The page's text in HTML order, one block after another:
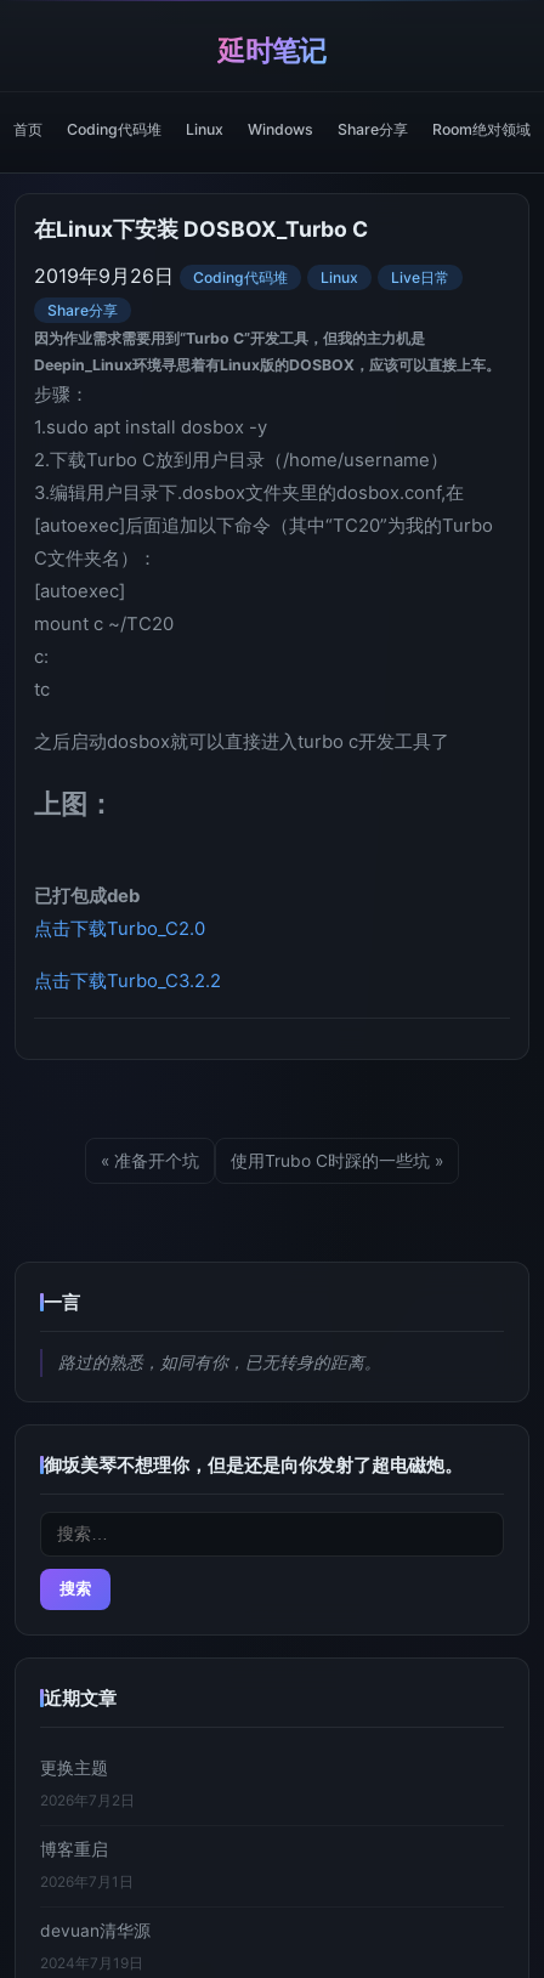
延时笔记
首页 Coding代码堆 Linux Windows Share分享 Room绝对领域
在Linux下安装 DOSBOX_Turbo C
2019年9月26日 Coding代码堆 Linux
Live日常
Share分享
因为作业需求需要用到“Turbo C”开发工具，但我的主力机是
Deepin_Linux环境寻思着有Linux版的DOSBOX，应该可以直接上车。
步骤：
1.sudo apt install dosbox -y
2.下载Turbo C放到用户目录（/home/username）
3.编辑用户目录下.dosbox文件夹里的dosbox.conf,在
[autoexec]后面追加以下命令（其中“TC20”为我的Turbo
C文件夹名）：
[autoexec]
mount c ~/TC20
c:
tc
之后启动dosbox就可以直接进入turbo c开发工具了
上图：
已打包成deb
点击下载Turbo_C2.0
点击下载Turbo_C3.2.2
« 准备开个坑 使用Trubo C时踩的一些坑 »
一言
路过的熟悉，如同有你，已无转身的距离。
御坂美琴不想理你，但是还是向你发射了超电磁炮。
搜
近期文章
更换主题
2026年7月2日
博客重启
2026年7月1日
devuan清华源
2024年7月19日